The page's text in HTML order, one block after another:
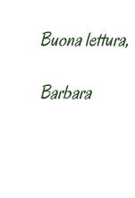
Buona lettura,
Barbara